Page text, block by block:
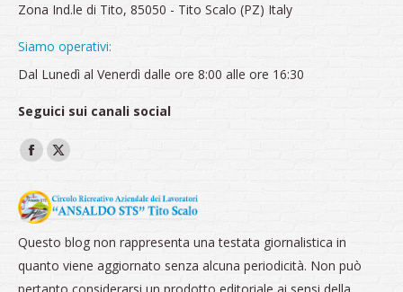
Zona Ind.le di Tito, 85050 - Tito Scalo (PZ) Italy
Siamo operativi:
Dal Lunedì al Venerdì dalle ore 8:00 alle ore 16:30
Seguici sui canali social
Ci puoi trovare su:
Facebook
opens
X
opens
Questo blog non rappresenta una testata giornalistica in
quanto viene aggiornato senza alcuna periodicità. Non può